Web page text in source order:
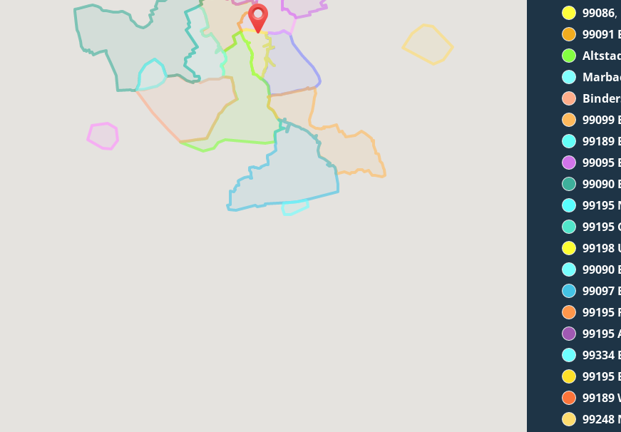
99086,
99091
99099
99189
99095
99090
99195
99195
99198
99090
99097
99195
99195
99334
99195
99189
99248